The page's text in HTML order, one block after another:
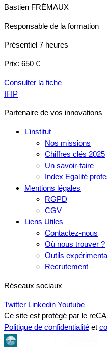
Bastien FRÉMAUX
Responsable de la formation
Présentiel 7 heures
Prix: 650 €
Consulter la fiche
IFIP
Partenaire de vos innovations
L’institut
Nos missions
Chiffres clés 2025
Un savoir-faire
Index Egalité
Mentions légales
RGPD
CGV
Liens Utiles
Contactez-nous
Où nous trouver ?
Outils
Recrutement
Réseaux sociaux
Twitter Linkedin Youtube
Ce site est protégé par le
Politique de confidentialité et